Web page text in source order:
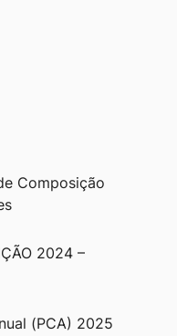
Composição
2024 –
(PCA) 2025